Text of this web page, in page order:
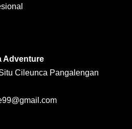
Adventure
Cileunca Pangalengan